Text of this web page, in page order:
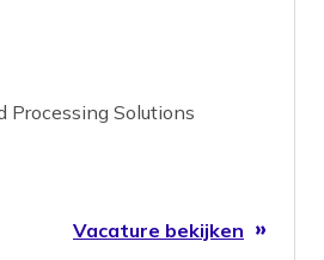
Processing Solutions
Vacature bekijken